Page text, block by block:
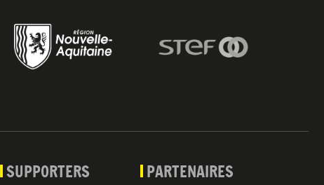
SUPPORTERS PARTENAIRES